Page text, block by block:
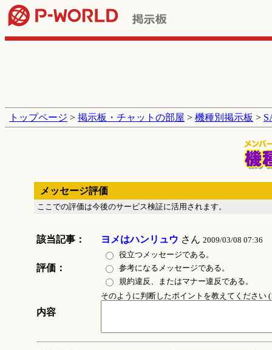
トップページ > 掲示板・チャットの部屋 > 機種別掲示板 >
メッセージ評価
ここでの評価は今後のサービス検証に活用されます。
該当記事： ヨメはハンリュウ さん 2009/03/08 07:36
評価：
役立つメッセージである。
参考になるメッセージである。
規約違反、またはマナー違反である。
内容
そのように判断したポイントを教えてください